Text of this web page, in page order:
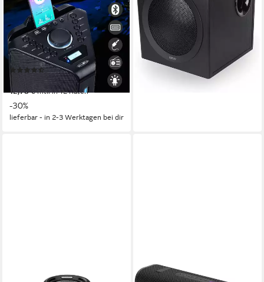
mit verschiedener Modi-
Auswahl Party-Lautsprecher
Bluetooth
Netzwerkstandard
800 W Gesamtleistung
10 Std. Max. Akkulaufzeit
(22)
ab 139,95 € UVP199,95 €
12,78 €mtl. in 12 Raten
-30%
lieferbar - in 2-3 Werktagen bei dir
Bluetooth Netzwerkstandard
Gesamtleistung
129,99 €
11,87 €mtl. in 12 Raten
lieferbar - in 7-9 Werktagen bei dir